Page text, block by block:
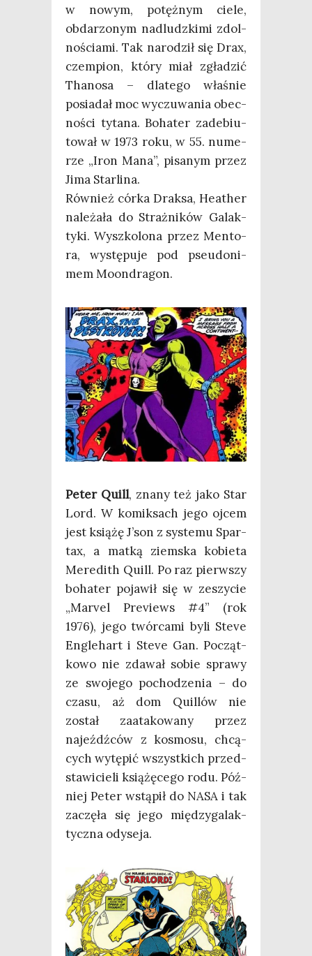
w nowym, potęż­nym cie­le,
obda­rzo­nym nad­ludz­ki­mi zdol­
no­ścia­mi. Tak naro­dził się Drax,
czem­pion, któ­ry miał zgła­dzić
Tha­no­sa – dla­te­go wła­śnie
posia­dał moc wyczu­wa­nia obec­
no­ści tyta­na. Boha­ter zade­biu­
to­wał w 1973 roku, w 55. nume­
rze „Iron Mana”, pisa­nym przez
Jima Starlina.
Rów­nież cór­ka Drak­sa, Heather
nale­ża­ła do Straż­ni­ków Galak­
ty­ki. Wyszko­lo­na przez Men­to­
ra, wystę­pu­je pod pseu­do­ni­
mem Moondragon.
Peter Quill, zna­ny też jako Star
Lord. W komik­sach jego ojcem
jest ksią­żę J’son z sys­te­mu Spar­
tax, a mat­ką ziem­ska kobie­ta
Mere­dith Quill. Po raz pierw­szy
boha­ter poja­wił się w zeszy­cie
„Marvel Pre­views #4” (rok
1976), jego twór­ca­mi byli Ste­ve
Engle­hart i Ste­ve Gan. Począt­
ko­wo nie zda­wał sobie spra­wy
ze swo­je­go pocho­dze­nia – do
cza­su, aż dom Quil­lów nie
został zaata­ko­wa­ny przez
najeźdź­ców z kosmo­su, chcą­
cych wytę­pić wszyst­kich przed­
sta­wi­cie­li ksią­żę­ce­go rodu. Póź­
niej Peter wstą­pił do NASA i tak
zaczę­ła się jego mię­dzy­ga­lak­
tycz­na odyseja.